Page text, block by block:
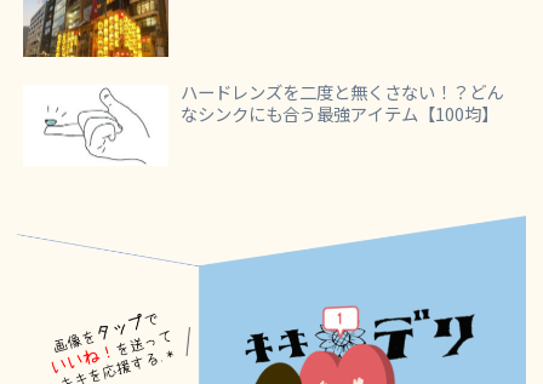
ハードレンズを二度と無くさない！？どん
なシンクにも合う最強アイテム【100均】